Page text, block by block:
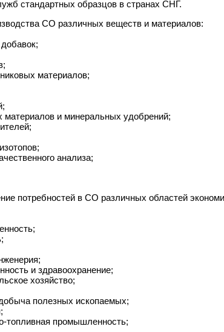
стандартных образцов в странах СНГ.
СО различных веществ и материалов:
материалов;
материалов и минеральных удобрений;
анализа;
потребностей в СО различных областей
и здравоохранение;
хозяйство;
полезных ископаемых;
топливная промышленность;